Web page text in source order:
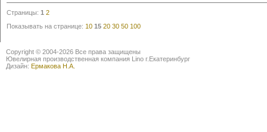
Страницы: 1 2
Показывать на странице: 10 15 20 30 50 100
Copyright © 2004-2026 Все права защищены
Ювелирная производственная компания Lino г.Екатеринбург
Дизайн: Ермакова Н.А.